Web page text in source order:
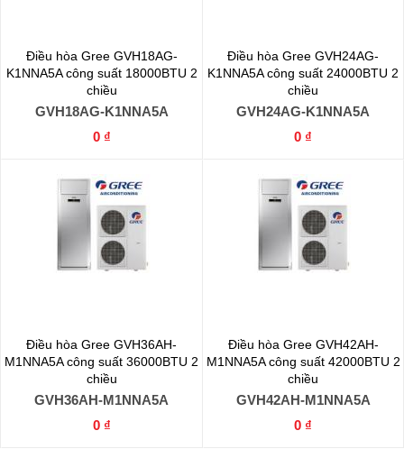
Điều hòa Gree GVH18AG-
K1NNA5A công suất 18000BTU 2
chiều
GVH18AG-K1NNA5A
0 ₫
Điều hòa Gree GVH24AG-
K1NNA5A công suất 24000BTU 2
chiều
GVH24AG-K1NNA5A
0 ₫
Điều hòa Gree GVH36AH-
M1NNA5A công suất 36000BTU 2
chiều
GVH36AH-M1NNA5A
0 ₫
Điều hòa Gree GVH42AH-
M1NNA5A công suất 42000BTU 2
chiều
GVH42AH-M1NNA5A
0 ₫